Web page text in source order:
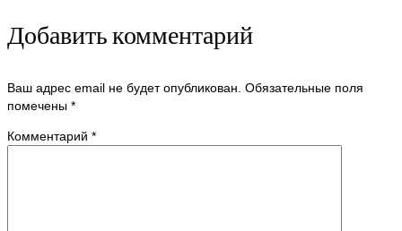
Добавить комментарий
Ваш адрес email не будет опубликован. Обязательные поля
помечены *
Комментарий *